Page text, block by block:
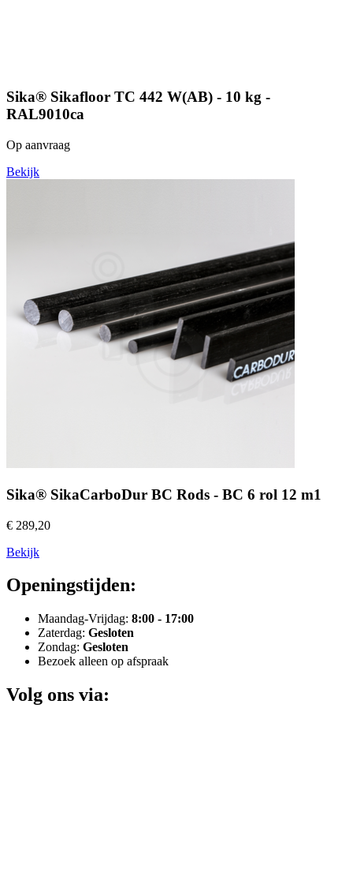
Sika® Sikafloor TC 442 W(AB) - 10 kg -
RAL9010ca
Op aanvraag
Bekijk
Sika® SikaCarboDur BC Rods - BC 6 rol 12 m1
€ 289,20
Bekijk
Openingstijden:
Maandag-Vrijdag: 8:00 - 17:00
Zaterdag: Gesloten
Zondag: Gesloten
Bezoek alleen op afspraak
Volg ons via: